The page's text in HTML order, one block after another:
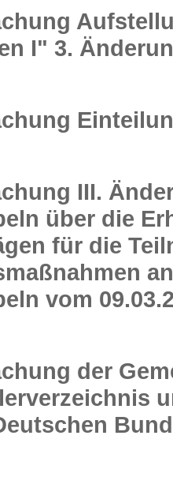
I" 3.
III.
über die
für die
vom
der